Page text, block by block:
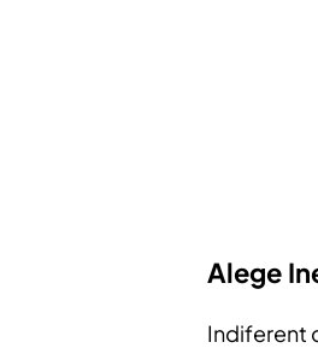
Alege
Indiferent